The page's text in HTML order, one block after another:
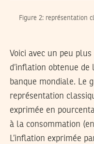
Figure 2: représentation
Voici avec un peu
d’inflation obtenue de
banque mondiale. Le
représentation
exprimée en
à la consommation
L’inflation exprimée